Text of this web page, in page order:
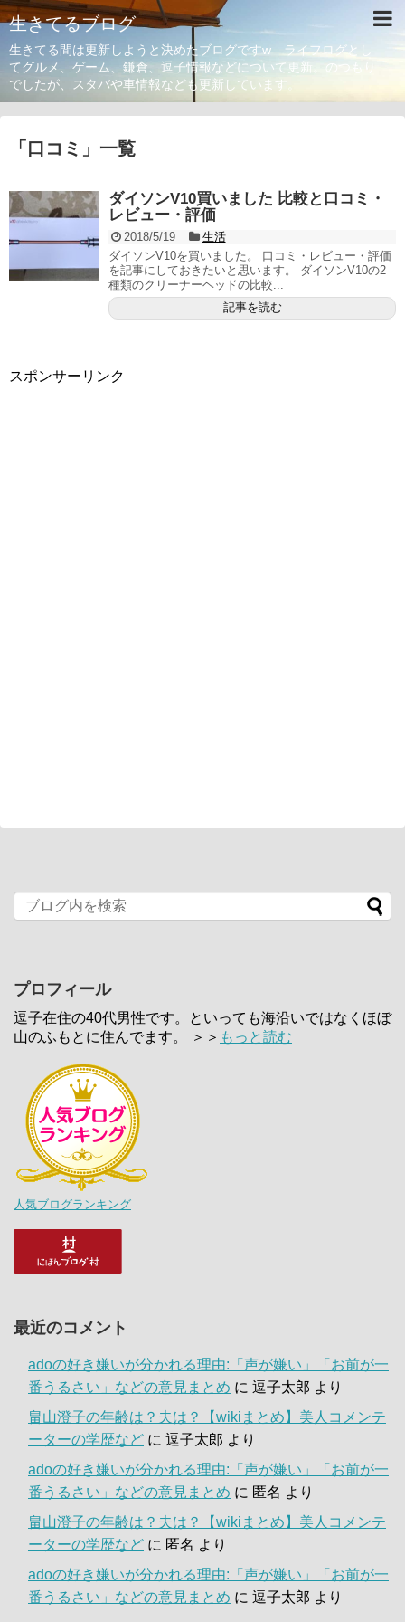
生きてるブログ
生きてる間は更新しようと決めたブログですw ライフログとし
てグルメ、ゲーム、鎌倉、逗子情報などについて更新。のつもり
でしたが、スタバや車情報なども更新しています。
「 口コミ 」 一覧
ダイソンV10買いました 比較と口コミ・
レビュー・評価
2018/5/19
生活
ダイソンV10を買いました。 口コミ・レビュー・評価
を記事にしておきたいと思います。 ダイソンV10の2
種類のクリーナーヘッドの比較...
記事を読む
スポンサーリンク
プロフィール
逗子在住の40代男性です。といっても海沿いではなくほぼ
山のふもとに住んでます。 ＞＞ もっと読む
人気ブログランキング
最近のコメント
adoの好き嫌いが分かれる理由:「声が嫌い」「お前が一
番うるさい」などの意見まとめ に 逗子太郎 より
畠山澄子の年齢は？夫は？【wikiまとめ】美人コメンテ
ーターの学歴など に 逗子太郎 より
adoの好き嫌いが分かれる理由:「声が嫌い」「お前が一
番うるさい」などの意見まとめ に 匿名 より
畠山澄子の年齢は？夫は？【wikiまとめ】美人コメンテ
ーターの学歴など に 匿名 より
adoの好き嫌いが分かれる理由:「声が嫌い」「お前が一
番うるさい」などの意見まとめ に 逗子太郎 より